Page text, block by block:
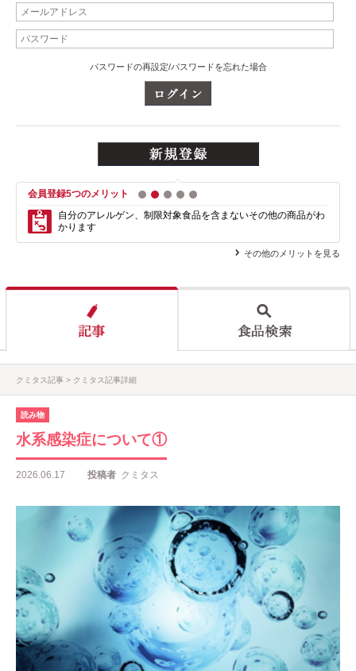
パスワードの再設定/パスワードを忘れた場合
会員登録5つのメリット 1 2 3 4
自分のアレルゲン、制限対象食品を含まないその他の商品がわ
かります
その他のメリットを見る
クミタス記事 クミタス記事詳細
読み物
水系感染症について①
2026.06.17 投稿者 クミタス